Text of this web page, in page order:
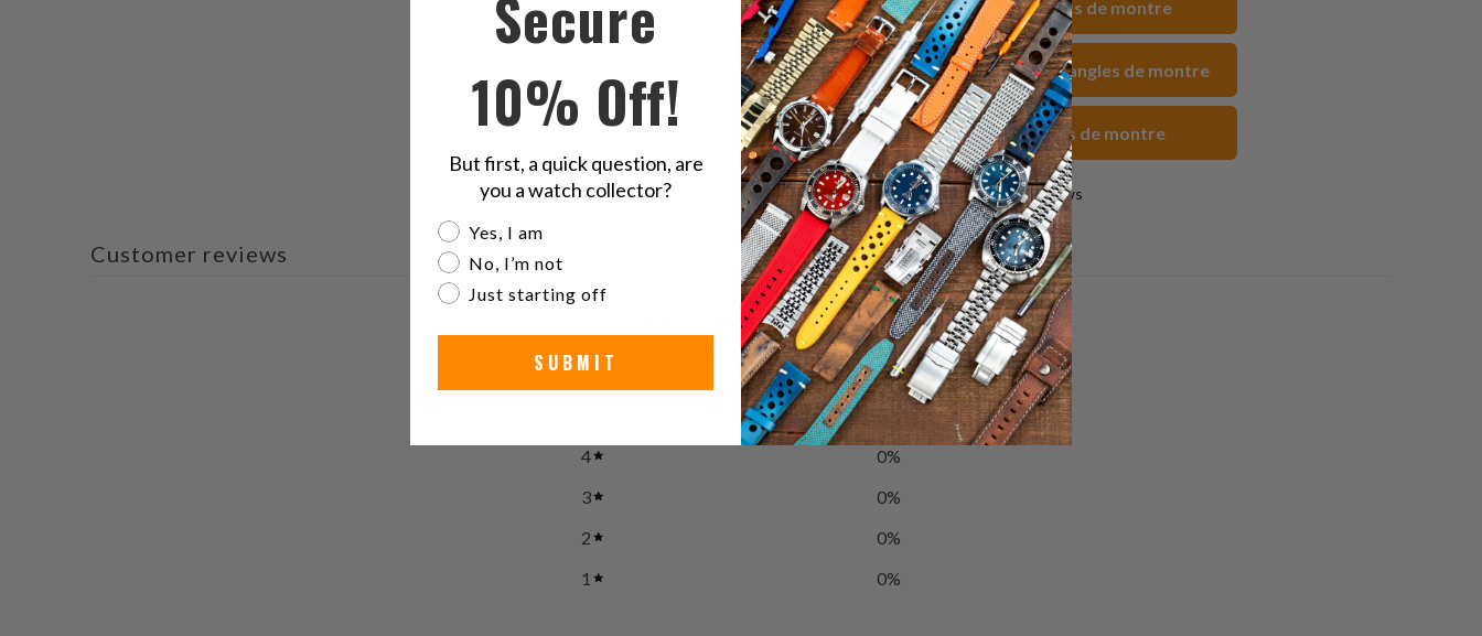
ami
20mm Bracelets de montre
Caoutchouc FKM Sangles de montre
jaunes Sangles de montre
0 reviews
Customer reviews
0 0 reviews
0%
4
0%
3
0%
2
0%
1
0%
Secure
10% Off!
But first, a quick question, are
you a watch collector?
Are you a watch collector?
Yes, I am
No, I’m not
Just starting off
SUBMIT